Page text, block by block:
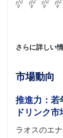
さらに詳しい
市場動向
推進力：若
ドリンク
ラオスのエ